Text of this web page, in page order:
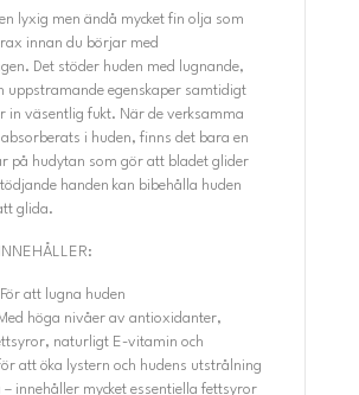
lyxig men ändå mycket fin olja som
innan du börjar med
Det stöder huden med lugnande,
uppstramande egenskaper samtidigt
in väsentlig fukt. När de verksamma
i huden, finns det bara en
på hudytan som gör att bladet glider
handen kan bibehålla huden
glida.
att lugna huden
höga nivåer av antioxidanter,
naturligt E-vitamin och
att öka lystern och hudens utstrålning
innehåller mycket essentiella fettsyror